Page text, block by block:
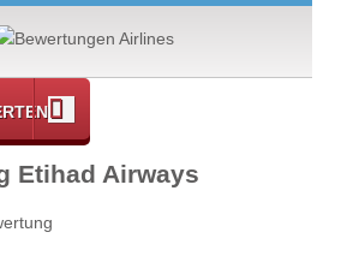
Etihad Airways